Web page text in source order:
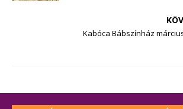
Kabóca Bábszínház